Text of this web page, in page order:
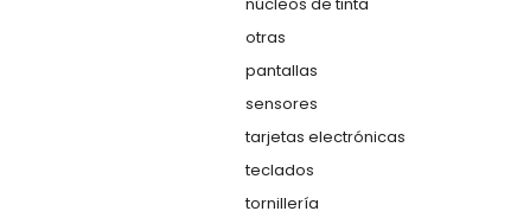
otras
pantallas
sensores
tarjetas electrónicas
teclados
tornillería